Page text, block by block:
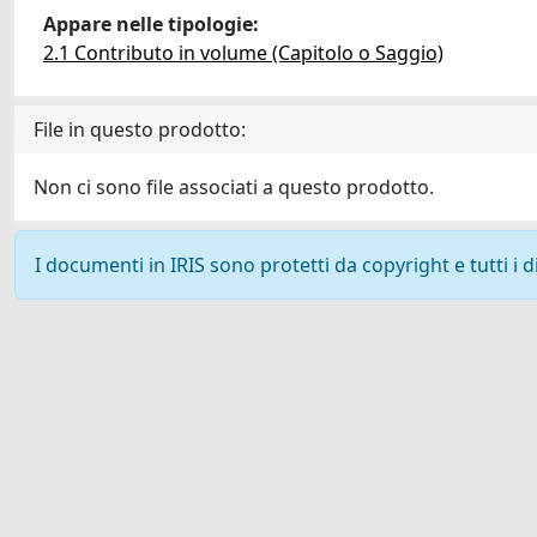
Appare nelle tipologie:
2.1 Contributo in volume (Capitolo o Saggio)
File in questo prodotto:
Non ci sono file associati a questo prodotto.
I documenti in IRIS sono protetti da copyright e tutti i